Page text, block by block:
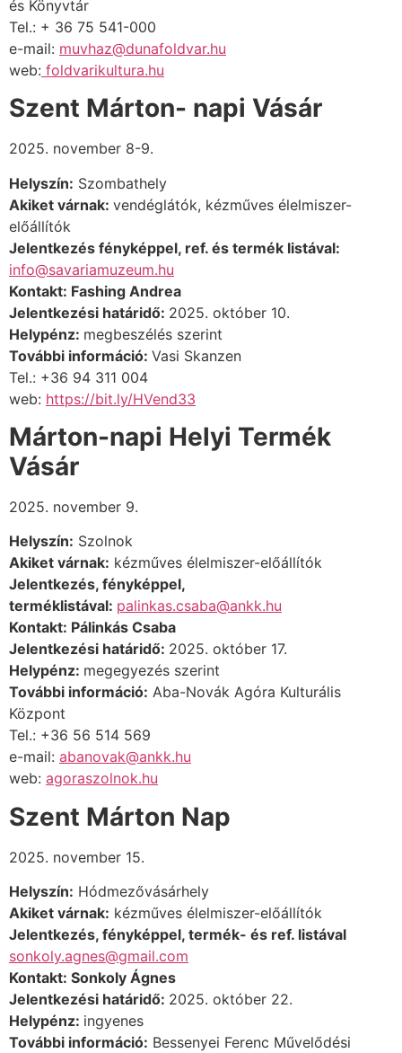
és Könyvtár
Tel.: + 36 75 541-000
e-mail: muvhaz@dunafoldvar.hu
web: foldvarikultura.hu
Szent Márton- napi Vásár
2025. november 8-9.
Helyszín: Szombathely
Akiket várnak: vendéglátók, kézműves élelmiszer-
előállítók
Jelentkezés fényképpel, ref. és termék listával:
info@savariamuzeum.hu
Kontakt: Fashing Andrea
Jelentkezési határidő: 2025. október 10.
Helypénz: megbeszélés szerint
További információ: Vasi Skanzen
Tel.: +36 94 311 004
web: https://bit.ly/HVend33
Márton-napi Helyi Termék
Vásár
2025. november 9.
Helyszín: Szolnok
Akiket várnak: kézműves élelmiszer-előállítók
Jelentkezés, fényképpel,
terméklistával: palinkas.csaba@ankk.hu
Kontakt: Pálinkás Csaba
Jelentkezési határidő: 2025. október 17.
Helypénz: megegyezés szerint
További információ: Aba-Novák Agóra Kulturális
Központ
Tel.: +36 56 514 569
e-mail: abanovak@ankk.hu
web: agoraszolnok.hu
Szent Márton Nap
2025. november 15.
Helyszín: Hódmezővásárhely
Akiket várnak: kézműves élelmiszer-előállítók
Jelentkezés, fényképpel, termék- és ref. listával
sonkoly.agnes@gmail.com
Kontakt: Sonkoly Ágnes
Jelentkezési határidő: 2025. október 22.
Helypénz: ingyenes
További információ: Bessenyei Ferenc Művelődési